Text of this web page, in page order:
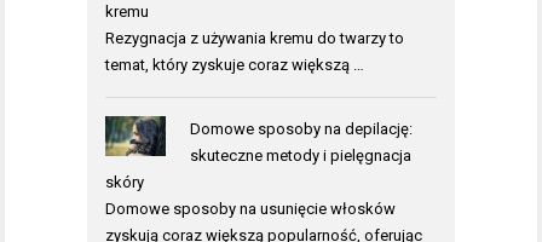
kremu
Rezygnacja z używania kremu do twarzy to
temat, który zyskuje coraz większą …
Domowe sposoby na depilację:
skuteczne metody i pielęgnacja
skóry
Domowe sposoby na usunięcie włosków
zyskują coraz większą popularność, oferując